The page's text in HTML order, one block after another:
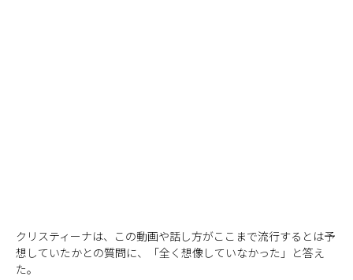
クリスティーナは、この動画や話し方がここまで流行するとは予
想していたかとの質問に、「全く想像していなかった」と答え
た。